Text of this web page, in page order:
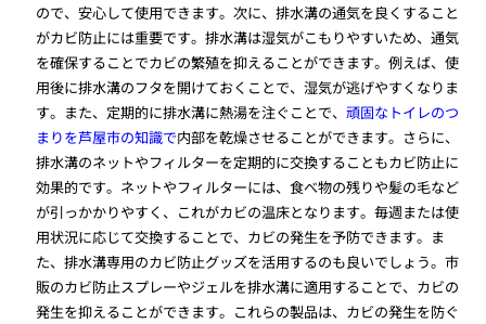
ので、安心して使用できます。次に、排水溝の通気を良くすること
がカビ防止には重要です。排水溝は湿気がこもりやすいため、通気
を確保することでカビの繁殖を抑えることができます。例えば、使
用後に排水溝のフタを開けておくことで、湿気が逃げやすくなりま
す。また、定期的に排水溝に熱湯を注ぐことで、頑固なトイレのつ
まりを芦屋市の知識で内部を乾燥させることができます。さらに、
排水溝のネットやフィルターを定期的に交換することもカビ防止に
効果的です。ネットやフィルターには、食べ物の残りや髪の毛など
が引っかかりやすく、これがカビの温床となります。毎週または使
用状況に応じて交換することで、カビの発生を予防できます。ま
た、排水溝専用のカビ防止グッズを活用するのも良いでしょう。市
販のカビ防止スプレーやジェルを排水溝に適用することで、カビの
発生を抑えることができます。これらの製品は、カビの発生を防ぐ